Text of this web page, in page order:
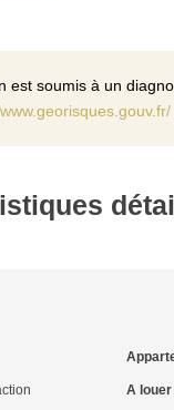
est soumis à un
A louer